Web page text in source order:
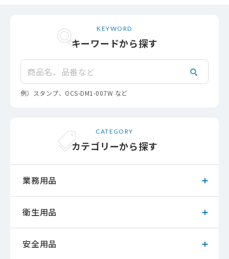
キーワードから探す
KEYWORD
検索
例）スタンプ、OCS-DM1-007W など
カテゴリーから探す
CATEGORY
業務用品
衛生用品
安全用品